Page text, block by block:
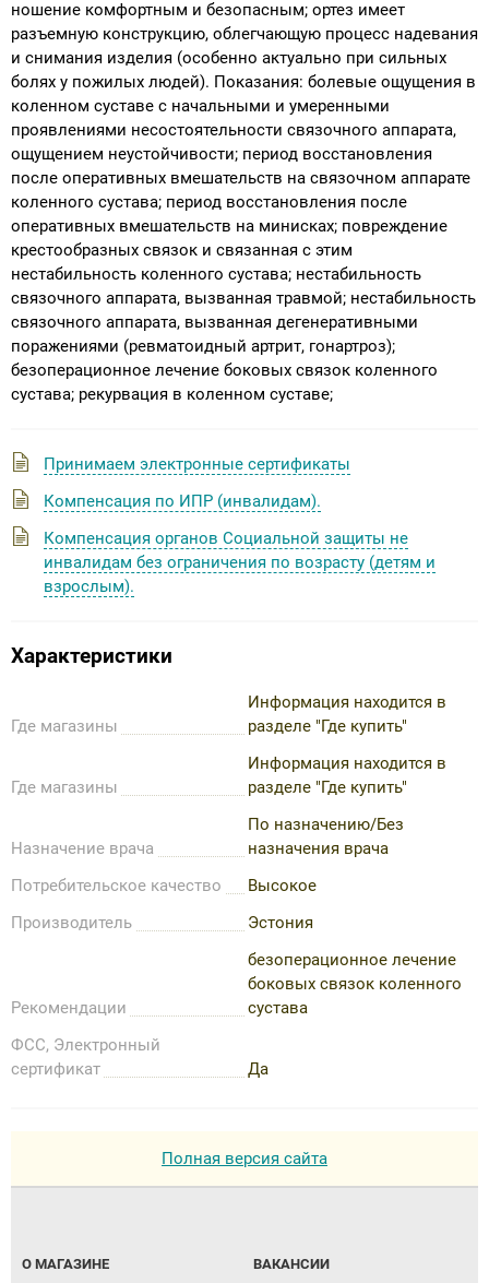
ношение комфортным и безопасным; ортез имеет
разъемную конструкцию, облегчающую процесс надевания
и снимания изделия (особенно актуально при сильных
болях у пожилых людей). Показания: болевые ощущения в
коленном суставе с начальными и умеренными
проявлениями несостоятельности связочного аппарата,
ощущением неустойчивости; период восстановления
после оперативных вмешательств на связочном аппарате
коленного сустава; период восстановления после
оперативных вмешательств на минисках; повреждение
крестообразных связок и связанная с этим
нестабильность коленного сустава; нестабильность
связочного аппарата, вызванная травмой; нестабильность
связочного аппарата, вызванная дегенеративными
поражениями (ревматоидный артрит, гонартроз);
безоперационное лечение боковых связок коленного
сустава; рекурвация в коленном суставе;
Принимаем электронные сертификаты
Компенсация по ИПР (инвалидам).
Компенсация органов Социальной защиты не
инвалидам без ограничения по возрасту (детям и
взрослым).
Характеристики
Где магазины
Информация находится в
разделе "Где купить"
Где магазины
Информация находится в
разделе "Где купить"
Назначение врача
По назначению/Без
назначения врача
Потребительское качество
Высокое
Производитель
Эстония
Рекомендации
безоперационное лечение
боковых связок коленного
сустава
ФСС, Электронный
сертификат
Да
Полная версия сайта
О МАГАЗИНЕ ВАКАНСИИ